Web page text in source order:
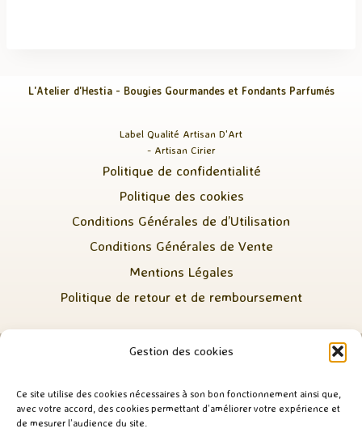
Gestion des cookies
Ce site utilise des cookies nécessaires à son bon fonctionnement ainsi que,
avec votre accord, des cookies permettant d’améliorer votre expérience et
de mesurer l’audience du site.
L'Atelier d'Hestia - Bougies Gourmandes et Fondants Parfumés
Label Qualité Artisan D'Art
- Artisan Cirier
Politique de confidentialité
Politique des cookies
Conditions Générales de d’Utilisation
Conditions Générales de Vente
Mentions Légales
Politique de retour et de remboursement